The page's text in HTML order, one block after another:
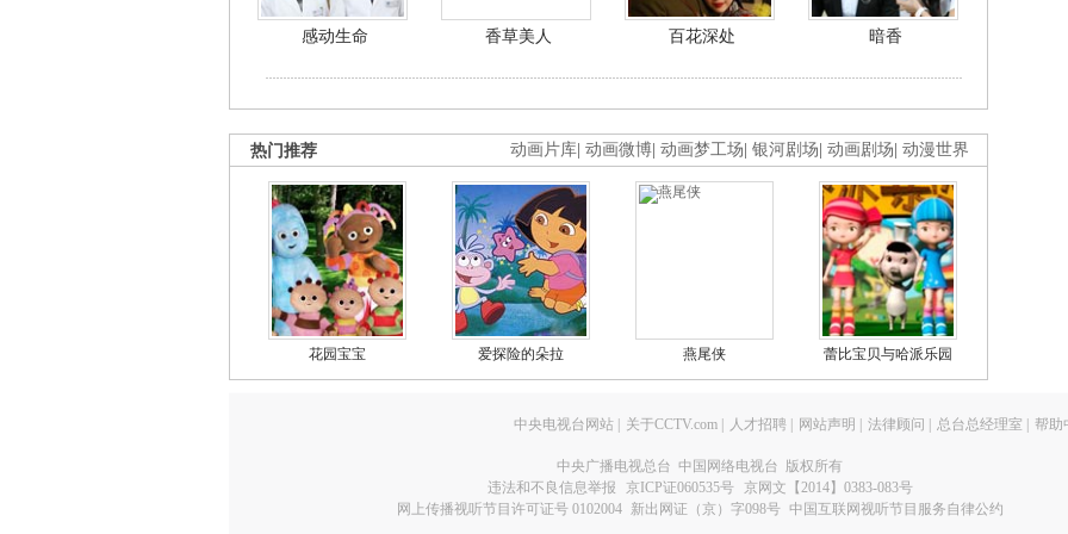
感动生命 香草美人 百花深处 暗香
动画片库 动画微博 动画梦工场 银河剧场 动画剧场 动漫世界
热门推荐
花园宝宝 爱探险的朵拉 燕尾侠 蕾比宝贝与哈派乐园
中央电视台网站 关于CCTV.com 人才招聘 网站声明 法律顾问 总台总经理室 帮助
中央广播电视总台 中国网络电视台 版权所有
违法和不良信息举报
京ICP证060535号
京网文【2014】0383-083号
网上传播视听节目许可证号 0102004 新出网证（京）字098号 中国互联网视听节目服务自律公约